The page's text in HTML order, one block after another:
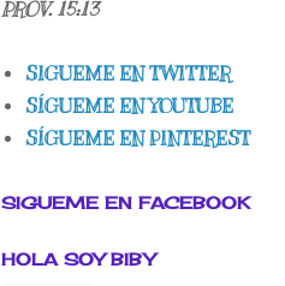
PROV. 15:13
SIGUEME EN TWITTER
SÍGUEME EN YOUTUBE
SÍGUEME EN PINTEREST
SIGUEME EN FACEBOOK
HOLA SOY BIBY